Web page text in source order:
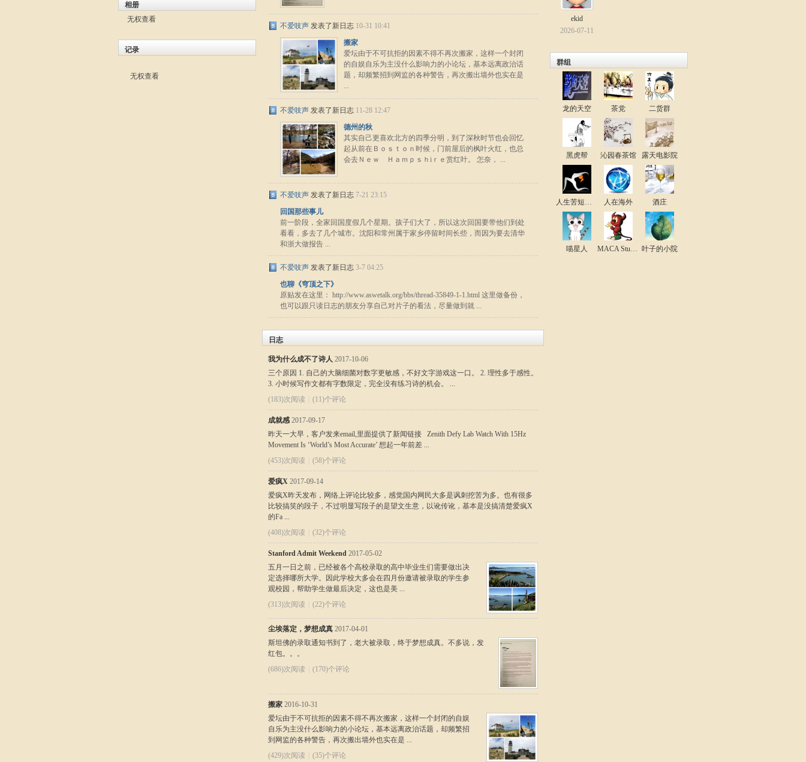
相册
无权查看
记录
无权查看
不爱吱声 发表了新日志 10-31 10:41
搬家
爱坛由于不可抗拒的因素不得不再次搬家，这样一个封闭
的自娱自乐为主没什么影响力的小论坛，基本远离政治话
题，却频繁招到网监的各种警告，再次搬出墙外也实在是
...
不爱吱声 发表了新日志 11-28 12:47
德州的秋
其实自己更喜欢北方的四季分明，到了深秋时节也会回忆
起从前在Ｂｏｓｔｏｎ时候，门前屋后的枫叶火红，也总
会去Ｎｅｗ Ｈａｍｐｓｈiｒｅ赏红叶。 怎奈， ...
不爱吱声 发表了新日志 7-21 23:15
回国那些事儿
前一阶段，全家回国度假几个星期。孩子们大了，所以这次回国要带他们到处
看看，多去了几个城市。沈阳和常州属于家乡停留时间长些，而因为要去清华
和浙大做报告 ...
不爱吱声 发表了新日志 3-7 04:25
也聊《穹顶之下》
原贴发在这里： http://www.aswetalk.org/bbs/thread-35849-1-1.html 这里做备份，
也可以跟只读日志的朋友分享自己对片子的看法，尽量做到就 ...
日志
我为什么成不了诗人 2017-10-06
三个原因 1. 自己的大脑细菌对数字更敏感，不好文字游戏这一口。 2. 理性多于感性。
3. 小时候写作文都有字数限定，完全没有练习诗的机会。 ...
(183)次阅读
(11)个评论
成就感 2017-09-17
昨天一大早，客户发来email,里面提供了新闻链接 Zenith Defy Lab Watch With 15Hz
Movement Is ‘World’s Most Accurate’ 想起一年前差 ...
(453)次阅读
(58)个评论
爱疯X 2017-09-14
爱疯X昨天发布，网络上评论比较多，感觉国内网民大多是讽刺挖苦为多。也有很多
比较搞笑的段子，不过明显写段子的是望文生意，以讹传讹，基本是没搞清楚爱疯X
的Fa ...
(408)次阅读
(32)个评论
Stanford Admit Weekend 2017-05-02
五月一日之前，已经被各个高校录取的高中毕业生们需要做出决
定选择哪所大学。因此学校大多会在四月份邀请被录取的学生参
观校园，帮助学生做最后决定，这也是美 ...
(313)次阅读
(22)个评论
尘埃落定，梦想成真 2017-04-01
斯坦佛的录取通知书到了，老大被录取，终于梦想成真。不多说，发
红包。。。
(686)次阅读
(170)个评论
搬家 2016-10-31
爱坛由于不可抗拒的因素不得不再次搬家，这样一个封闭的自娱
自乐为主没什么影响力的小论坛，基本远离政治话题，却频繁招
到网监的各种警告，再次搬出墙外也实在是 ...
(429)次阅读
(35)个评论
ekid
2026-07-11
群组
龙的天空 茶党 二货群
黑虎帮 沁园春茶馆 露天电影院
人生苦短必须性感 人在海外 酒庄
喵星人 MACA Studio 叶子的小院